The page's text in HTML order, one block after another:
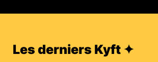
Les derniers Kyft ✦